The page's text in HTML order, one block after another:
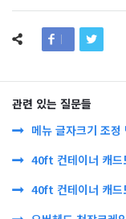
관련 있는 질문들
메뉴 글자크기 조정
40ft 컨테이너 캐드
40ft 컨테이너 캐드